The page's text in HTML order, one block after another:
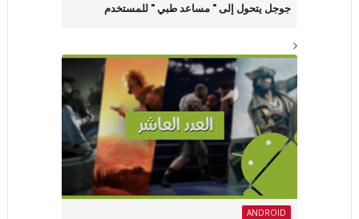
جوجل يتحول إلى " مساعد طبي " للمستخدم
ANDROID